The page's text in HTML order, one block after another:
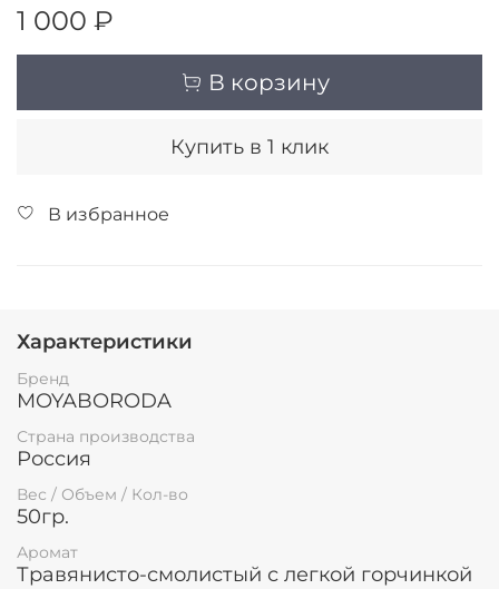
1 000 ₽
В корзину
Купить в 1 клик
В избранное
Характеристики
Бренд
MOYABORODA
Страна производства
Россия
Вес / Объем / Кол-во
50гр.
Аромат
Травянисто-смолистый с легкой горчинкой